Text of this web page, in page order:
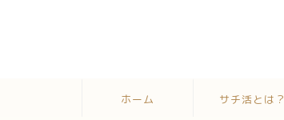
ホーム サチ活とは？